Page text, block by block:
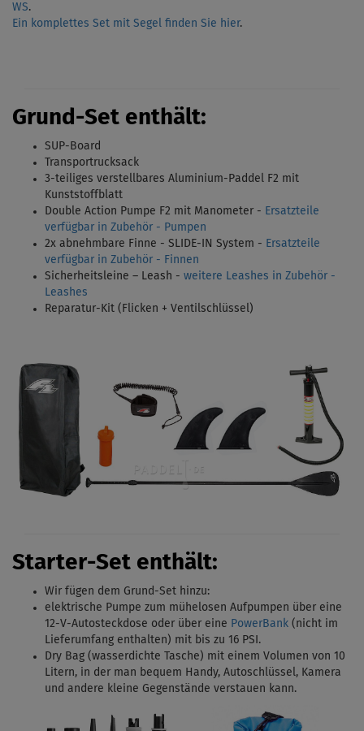
WS.
Ein komplettes Set mit Segel finden Sie hier.
Grund-Set enthält:
SUP-Board
Transportrucksack
3-teiliges verstellbares Aluminium-Paddel F2 mit
Kunststoffblatt
Double Action Pumpe F2 mit Manometer - Ersatzteile
verfügbar in Zubehör - Pumpen
2x abnehmbare Finne - SLIDE-IN System - Ersatzteile
verfügbar in Zubehör - Finnen
Sicherheitsleine – Leash - weitere Leashes in Zubehör -
Leashes
Reparatur-Kit (Flicken + Ventilschlüssel)
Starter-Set enthält:
Wir fügen dem Grund-Set hinzu:
elektrische Pumpe zum mühelosen Aufpumpen über eine
12-V-Autosteckdose oder über eine PowerBank (nicht im
Lieferumfang enthalten) mit bis zu 16 PSI.
Dry Bag (wasserdichte Tasche) mit einem Volumen von 10
Litern, in der man bequem Handy, Autoschlüssel, Kamera
und andere kleine Gegenstände verstauen kann.